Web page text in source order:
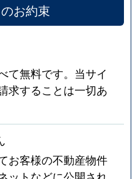
お約束
て無料です。当サイ
求することは一切あ
お客様の不動産物件